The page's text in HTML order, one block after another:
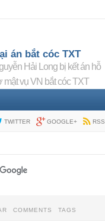
án bắt cóc TXT
Hải Long bị kết án hỗ
mật vụ VN bắt cóc TXT
TWITTER GOOGLE+ RSS
COMMENTS TAGS